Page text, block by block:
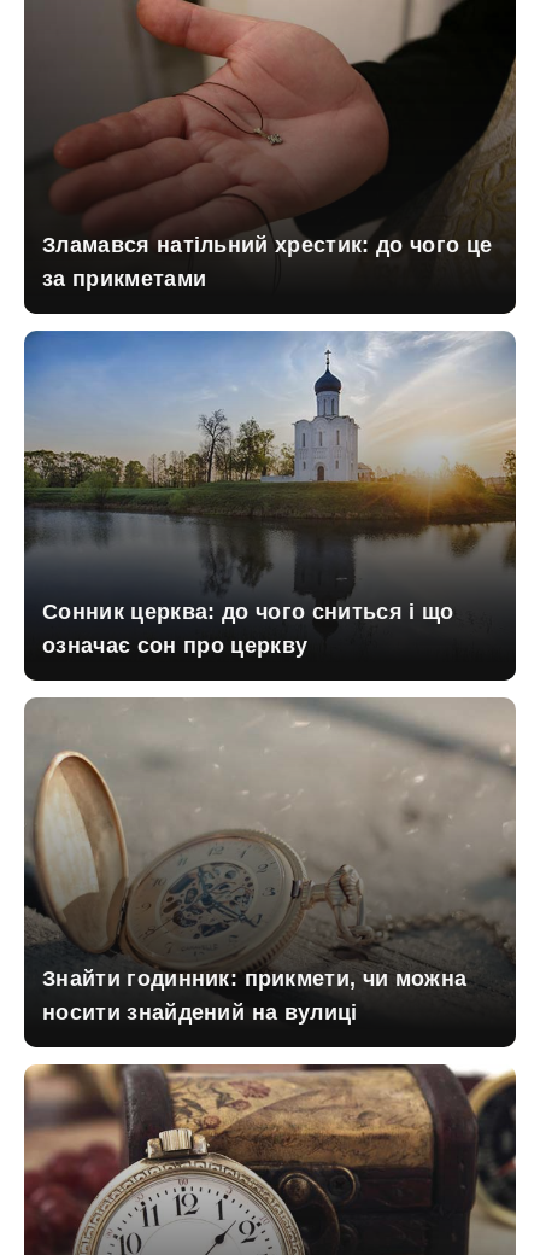
Зламався натільний хрестик: до чого це
за прикметами
Сонник церква: до чого сниться і що
означає сон про церкву
Знайти годинник: прикмети, чи можна
носити знайдений на вулиці